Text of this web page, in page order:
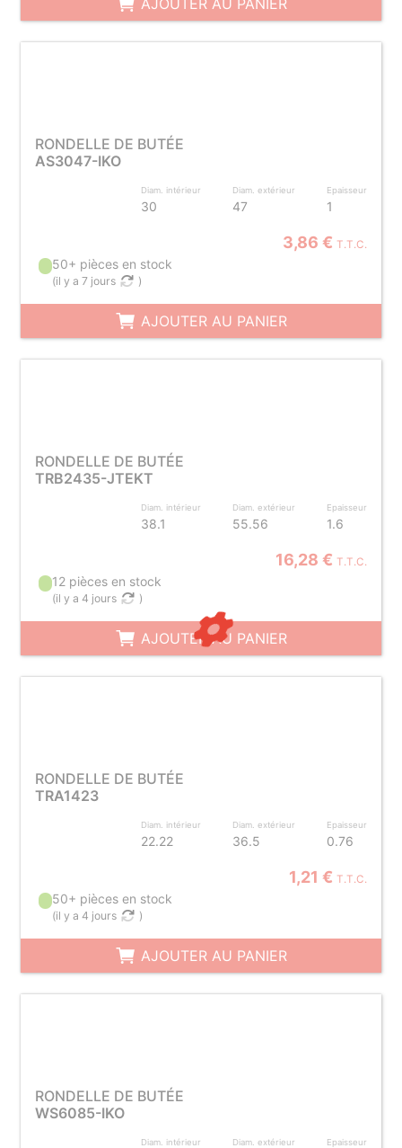
AJOUTER AU PANIER
RONDELLE DE BUTÉE
AS3047-IKO
Diam. intérieur
30
Diam. extérieur
47
Epaisseur
1
3,86 € T.T.C.
50+ pièces en stock
(il y a 7 jours )
AJOUTER AU PANIER
RONDELLE DE BUTÉE
TRB2435-JTEKT
Diam. intérieur
38.1
Diam. extérieur
55.56
Epaisseur
1.6
16,28 € T.T.C.
12 pièces en stock
(il y a 4 jours )
AJOUTER AU PANIER
RONDELLE DE BUTÉE
TRA1423
Diam. intérieur
22.22
Diam. extérieur
36.5
Epaisseur
0.76
1,21 € T.T.C.
50+ pièces en stock
(il y a 4 jours )
AJOUTER AU PANIER
RONDELLE DE BUTÉE
WS6085-IKO
Diam. intérieur Diam. extérieur Epaisseur